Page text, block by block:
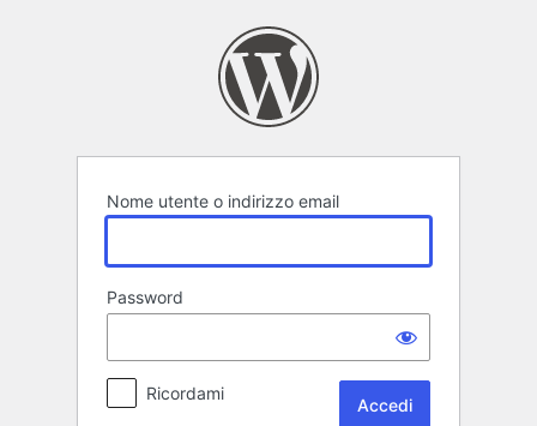
Nome utente o indirizzo email
Password
Ricordami